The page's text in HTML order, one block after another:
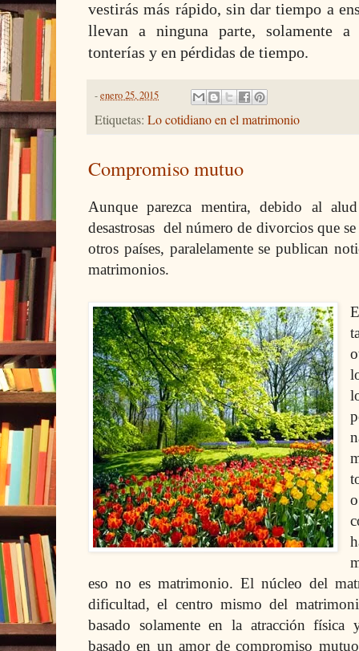
vestirás más rápido, sin dar tiempo a
llevan a ninguna parte, solamente
tonterías y en pérdidas de tiempo.
-enero 25, 2015
Etiquetas: Lo cotidiano en el matrimonio
Compromiso mutuo
Aunque parezca mentira, debido al
desastrosas del número de divorcios que
otros países, paralelamente se publican
matrimonios.
eso no es matrimonio. El núcleo del
dificultad, el centro mismo del
basado solamente en la atracción
basado en un amor de compromiso